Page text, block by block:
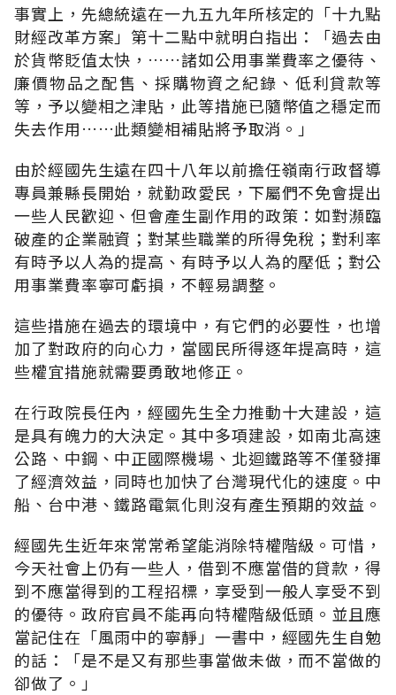
事實上，先總統遠在一九五九年所核定的「十九點
財經改革方案」第十二點中就明白指出：「過去由
於貨幣貶值太快，……諸如公用事業費率之優待、
廉價物品之配售、採購物資之紀錄、低利貸款等
等，予以變相之津貼，此等措施已隨幣值之穩定而
失去作用……此類變相補貼將予取消。」
由於經國先生遠在四十八年以前擔任嶺南行政督導
專員兼縣長開始，就勤政愛民，下屬們不免會提出
一些人民歡迎、但會產生副作用的政策：如對瀕臨
破產的企業融資；對某些職業的所得免稅；對利率
有時予以人為的提高、有時予以人為的壓低；對公
用事業費率寧可虧損，不輕易調整。
這些措施在過去的環境中，有它們的必要性，也增
加了對政府的向心力，當國民所得逐年提高時，這
些權宜措施就需要勇敢地修正。
在行政院長任內，經國先生全力推動十大建設，這
是具有魄力的大決定。其中多項建設，如南北高速
公路、中鋼、中正國際機場、北迴鐵路等不僅發揮
了經濟效益，同時也加快了台灣現代化的速度。中
船、台中港、鐵路電氣化則沒有產生預期的效益。
經國先生近年來常常希望能消除特權階級。可惜，
今天社會上仍有一些人，借到不應當借的貸款，得
到不應當得到的工程招標，享受到一般人享受不到
的優待。政府官員不能再向特權階級低頭。並且應
當記住在「風雨中的寧靜」一書中，經國先生自勉
的話：「是不是又有那些事當做未做，而不當做的
卻做了。」